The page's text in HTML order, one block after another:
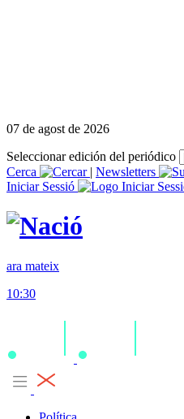
07 de agost de 2026
Seleccionar edición del periódico
Cerca
| Newsletters
Iniciar Sessió
ara mateix
10:30